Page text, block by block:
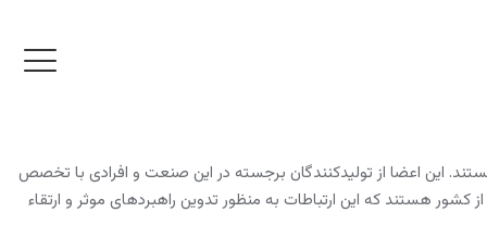
این اعضا از تولیدکنندگان برجسته در این صنعت و افرادی با تخصص
هستند که این ارتباطات به منظور تدوین راهبردهای موثر و ارتقاء